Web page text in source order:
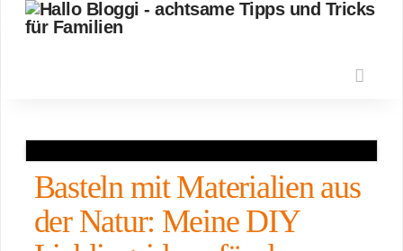
Basteln mit Materialien aus
der Natur: Meine DIY